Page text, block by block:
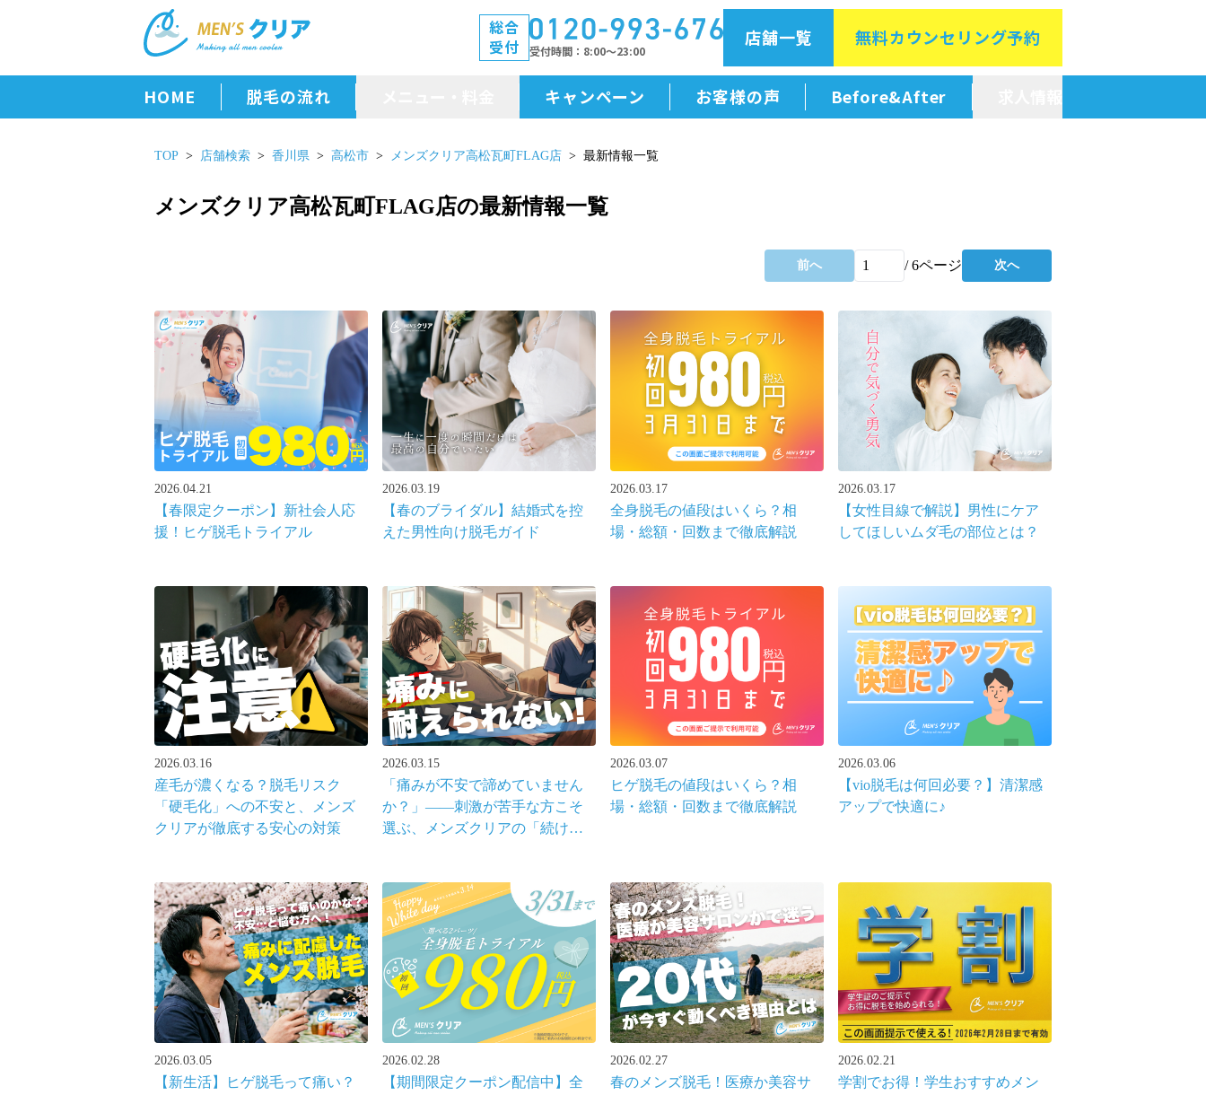
総合
受付
受付時間 8:00～23:00
店舗一覧 無料カウンセリング予約
HOME 脱毛の流れ
メニュー・料金
前払金保証
キャンペーン お客様の声 Before&After
TOP 店舗検索 香川県 高松市 メンズクリア高松瓦町FLAG店 最新情報一覧
メンズクリア高松瓦町FLAG店の最新情報一覧
前へ /6ページ 次へ
2026.04.21
【春限定クーポン】新社会人応
援！ヒゲ脱毛トライアル
2026.03.19
【春のブライダル】結婚式を控
えた男性向け脱毛ガイド
2026.03.17
全身脱毛の値段はいくら？相
場・総額・回数まで徹底解説
2026.03.17
【女性目線で解説】男性にケア
してほしいムダ毛の部位とは？
2026.03.16
産毛が濃くなる？脱毛リスク
「硬毛化」への不安と、メンズ
クリアが徹底する安心の対策
2026.03.15
「痛みが不安で諦めていません
か？」――刺激が苦手な方こそ
選ぶ、メンズクリアの「続けら
2026.03.07
ヒゲ脱毛の値段はいくら？相
場・総額・回数まで徹底解説
2026.03.06
【vio脱毛は何回必要？】清潔感
アップで快適に♪
2026.03.05
【新生活】ヒゲ脱毛って痛い？
2026.02.28
【期間限定クーポン配信中】全
2026.02.27
春のメンズ脱毛！医療か美容サ
2026.02.21
学割でお得！学生おすすめメン